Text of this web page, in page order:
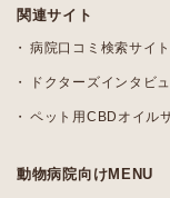
関連サイト
病院口コミ検索サイ
ドクターズインタビ
ペット用CBDオイル
動物病院向けMENU